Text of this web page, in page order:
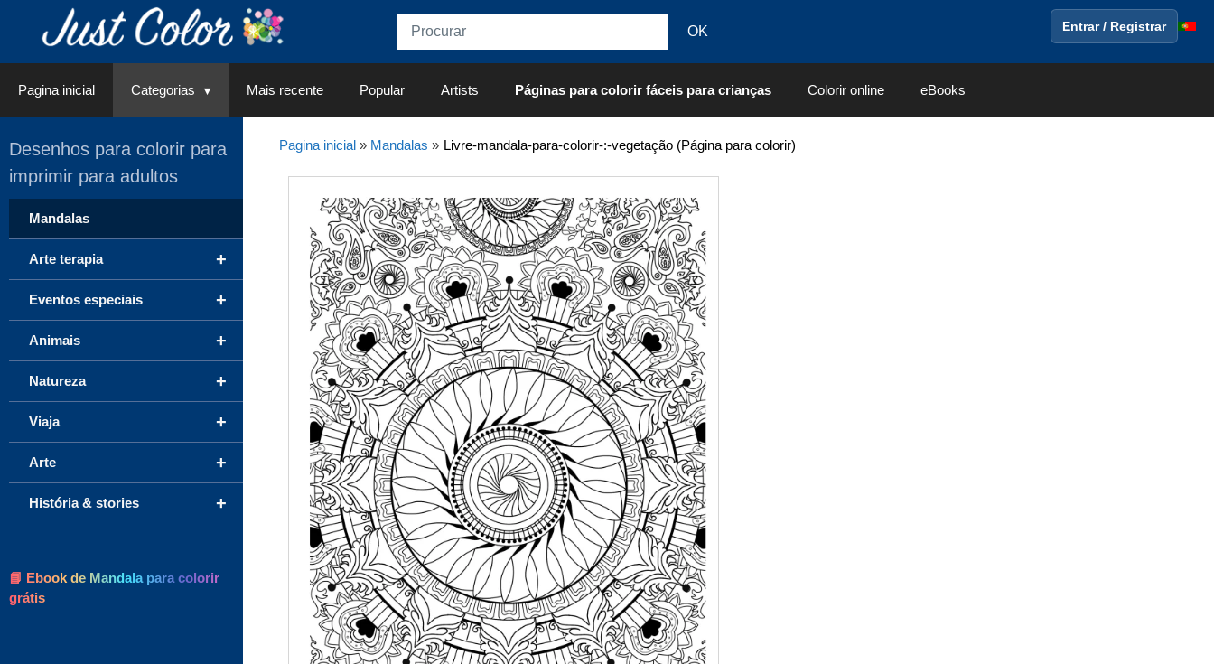
Entrar / Registrar
Pagina inicial Categorias Mais recente Popular Artists Páginas para colorir fáceis para crianças Colorir online eBooks
Pagina inicial» Mandalas » Livre-mandala-para-colorir-:-vegetação (Página para colorir)
Desenhos para colorir para
imprimir para adultos
Mandalas
+
Arte terapia
+
Eventos especiais
+
Animais
+
Natureza
+
Viaja
+
Arte
+
História & stories
📘 Ebook de Mandala para colorir
grátis